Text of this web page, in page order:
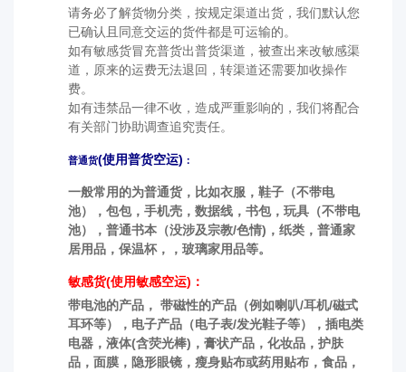
请务必了解货物分类，按规定渠道出货，我们默认您
已确认且同意交运的货件都是可运输的。
如有敏感货冒充普货出普货渠道，被查出来改敏感渠
道，原来的运费无法退回，转渠道还需要加收操作
费。
如有违禁品一律不收，造成严重影响的，我们将配合
有关部门协助调查追究责任。
普通货(使用普货空运) ：
一般常用的为普通货，比如衣服，鞋子（不带电
池），包包，手机壳，数据线，书包，玩具（不带电
池），普通书本（没涉及宗教/色情)，纸类，普通家
居用品，保温杯，，玻璃家用品等。
敏感货(使用敏感空运)：
带电池的产品， 带磁性的产品（例如喇叭/耳机/磁式
耳环等），电子产品（电子表/发光鞋子等），插电类
电器，液体(含荧光棒)，膏状产品，化妆品，护肤
品，面膜，隐形眼镜，瘦身贴布或药用贴布，食品，